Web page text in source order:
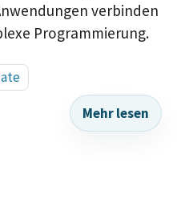
verbinden
Programmierung.
Mehr lesen